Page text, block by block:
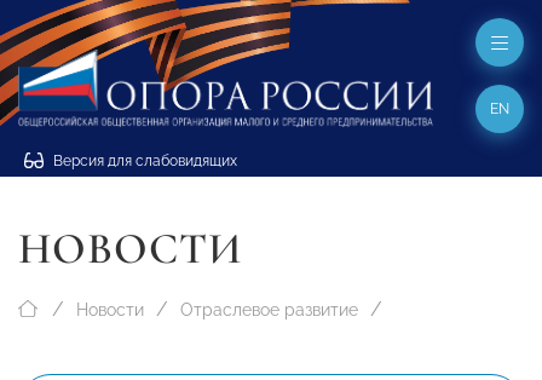
Версия для слабовидящих
EN
НОВОСТИ
Новости Отраслевое развитие